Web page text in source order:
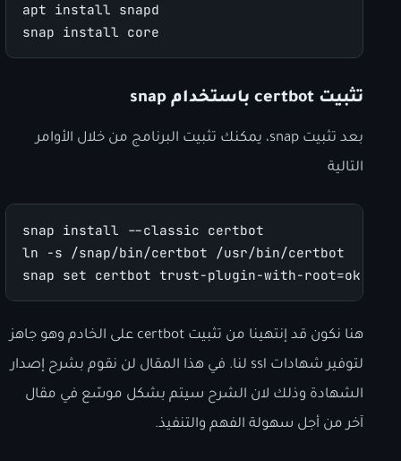
apt install snapd
snap install core
تثبيت certbot باستخدام snap
بعد تثبيت snap، يمكنك تثبيت البرنامج من خلال الأوامر
التالية
snap install --classic certbot
ln -s /snap/bin/certbot /usr/bin/certbot
snap set certbot trust-plugin-with-root=ok
هنا نكون قد إنتهينا من تثبيت certbot على الخادم وهو جاهز
لتوفير شهادات ssl لنا. في هذا المقال لن نقوم بشرح إصدار
الشهادة وذلك لان الشرح سيتم بشكل موسّع في مقال
آخر من أجل سهولة الفهم والتنفيذ.